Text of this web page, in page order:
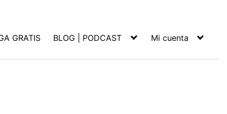
GRATIS BLOG | PODCAST Mi cuenta